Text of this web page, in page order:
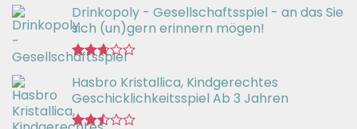
Drinkopoly - Gesellschaftsspiel - an das Sie
sich (un)gern erinnern mögen!
Bewertet
mit
2.67
von 5
Hasbro Kristallica, Kindgerechtes
Geschicklichkeitsspiel Ab 3 Jahren